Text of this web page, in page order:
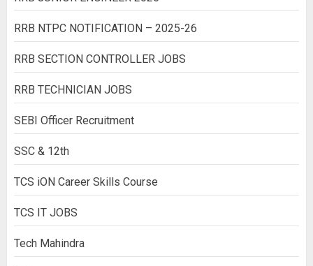
RRB NTPC NOTIFICATION – 2025-26
RRB SECTION CONTROLLER JOBS
RRB TECHNICIAN JOBS
SEBI Officer Recruitment
SSC & 12th
TCS iON Career Skills Course
TCS IT JOBS
Tech Mahindra